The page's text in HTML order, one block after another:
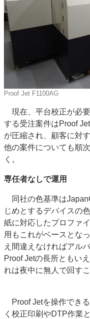
Proof Jet F1100AG
現在、平台校正が必
する受注案件はProof
が圧縮され、顧客に対
他の案件についても順
く。
専任者なしで運用
同社の色基準は
じめとするデバイスの
紙に対応したプロファ
用もこれがベースとな
え間違えなければアル
Proof Jetの長所ともい
れは夜中に無人で回す
Proof Jetを操作でき
く校正印刷やDTP作業